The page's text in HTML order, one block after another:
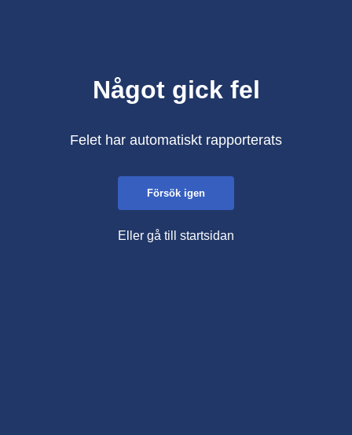
Något gick fel
Felet har automatiskt rapporterats
Försök igen
Eller gå till startsidan